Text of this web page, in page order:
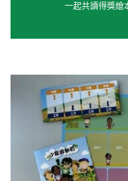
一起共讀得獎繪